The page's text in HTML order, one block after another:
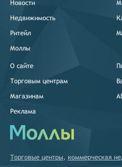
Новости
Недвижимость
Ритейл
Моллы
О сайте
Торговым центрам
Магазинам
Реклама
Торговые центры, коммерческая